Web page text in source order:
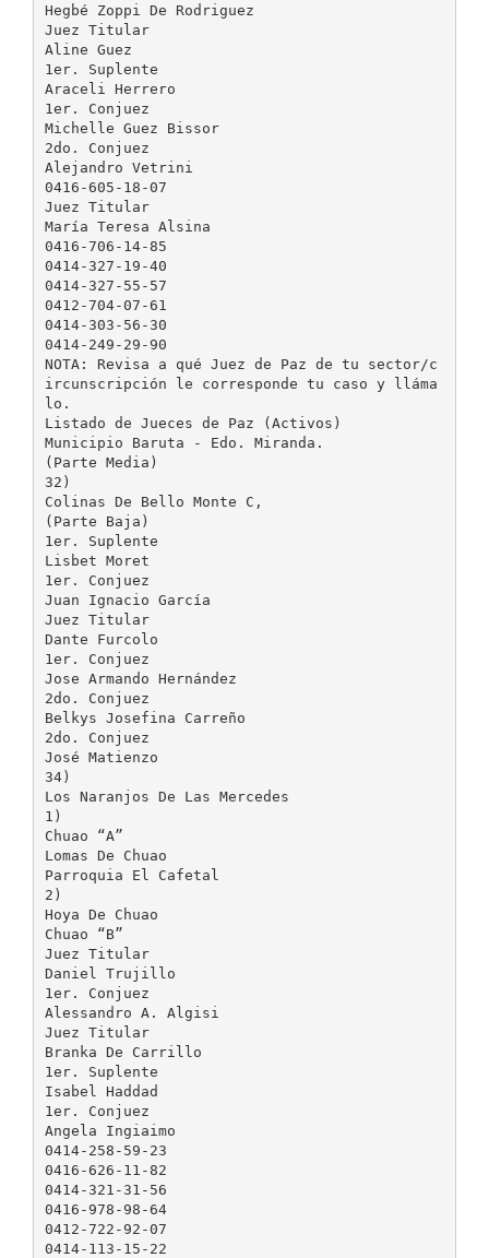
Hegbé Zoppi De Rodriguez
Juez Titular
Aline Guez
1er. Suplente
Araceli Herrero
1er. Conjuez
Michelle Guez Bissor
2do. Conjuez
Alejandro Vetrini
0416-605-18-07
Juez Titular
María Teresa Alsina
0416-706-14-85
0414-327-19-40
0414-327-55-57
0412-704-07-61
0414-303-56-30
0414-249-29-90
NOTA: Revisa a qué Juez de Paz de tu sector/c
ircunscripción le corresponde tu caso y lláma
lo.
Listado de Jueces de Paz (Activos)
Municipio Baruta - Edo. Miranda.
(Parte Media)
32)
Colinas De Bello Monte C,
(Parte Baja)
1er. Suplente
Lisbet Moret
1er. Conjuez
Juan Ignacio García
Juez Titular
Dante Furcolo
1er. Conjuez
Jose Armando Hernández
2do. Conjuez
Belkys Josefina Carreño
2do. Conjuez
José Matienzo
34)
Los Naranjos De Las Mercedes
1)
Chuao “A”
Lomas De Chuao
Parroquia El Cafetal
2)
Hoya De Chuao
Chuao “B”
Juez Titular
Daniel Trujillo
1er. Conjuez
Alessandro A. Algisi
Juez Titular
Branka De Carrillo
1er. Suplente
Isabel Haddad
1er. Conjuez
Angela Ingiaimo
0414-258-59-23
0416-626-11-82
0414-321-31-56
0416-978-98-64
0412-722-92-07
0414-113-15-22